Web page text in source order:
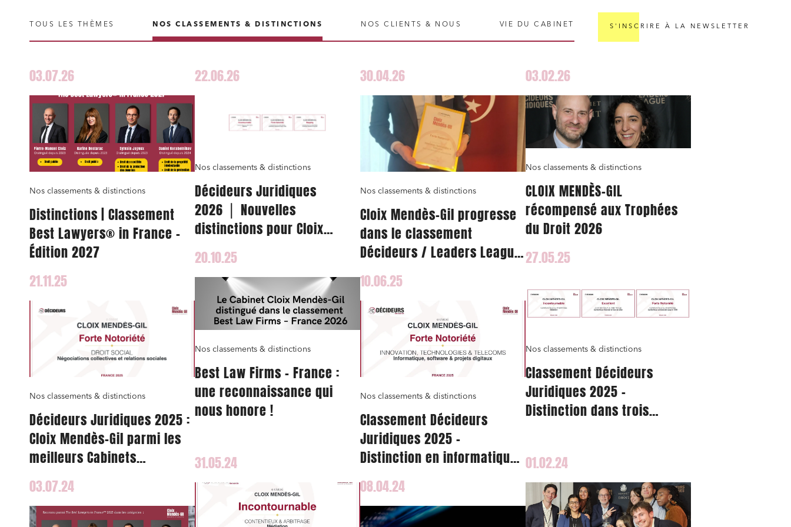
TOUS LES THÈMES NOS CLASSEMENTS & DISTINCTIONS NOS CLIENTS & NOUS VIE DU CABINET S'INSCRIRE À LA NEWSLETTER
03.07.26
Nos classements & distinctions
Distinctions | Classement
Best Lawyers® in France –
Édition 2027
22.06.26
Nos classements & distinctions
Décideurs Juridiques
2026 ⎪ Nouvelles
distinctions pour Cloix
Mendès-Gil
30.04.26
Nos classements & distinctions
Cloix Mendès-Gil progresse
dans le classement
Décideurs / Leaders League
en Droit des données et
cybersécurité
03.02.26
Nos classements & distinctions
CLOIX MENDÈS-GIL
récompensé aux Trophées
du Droit 2026
21.11.25
Nos classements & distinctions
Décideurs Juridiques 2025 :
Cloix Mendès-Gil parmi les
meilleurs Cabinets
d’Avocats français en
Relations Sociales & Droit du
Travail
20.10.25
Nos classements & distinctions
Best Law Firms – France :
une reconnaissance qui
nous honore !
10.06.25
Nos classements & distinctions
Classement Décideurs
Juridiques 2025 –
Distinction en informatique
et projets digitaux
27.05.25
Nos classements & distinctions
Classement Décideurs
Juridiques 2025 –
Distinction dans trois
03.07.24
31.05.24
08.04.24
01.02.24